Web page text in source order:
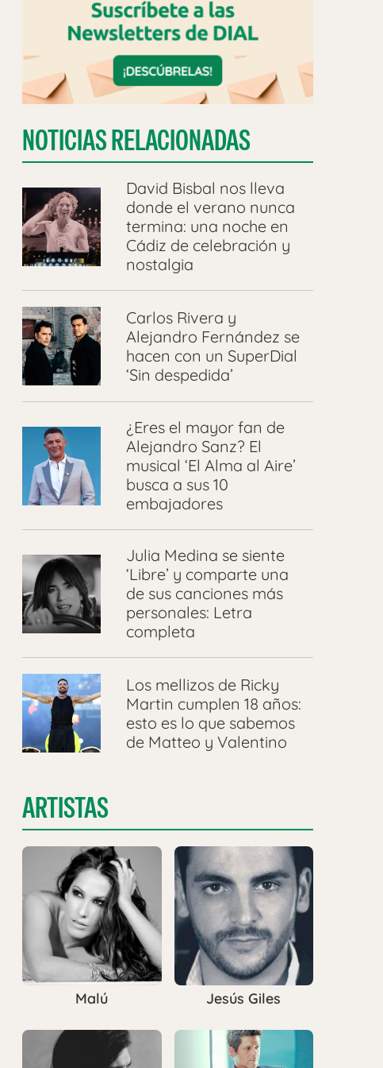
NOTICIAS RELACIONADAS
David Bisbal nos lleva
donde el verano nunca
termina: una noche en
Cádiz de celebración y
nostalgia
Carlos Rivera y
Alejandro Fernández se
hacen con un SuperDial
‘Sin despedida’
¿Eres el mayor fan de
Alejandro Sanz? El
musical ‘El Alma al Aire’
busca a sus 10
embajadores
Julia Medina se siente
‘Libre’ y comparte una
de sus canciones más
personales: Letra
completa
Los mellizos de Ricky
Martin cumplen 18 años:
esto es lo que sabemos
de Matteo y Valentino
ARTISTAS
Malú Jesús Giles